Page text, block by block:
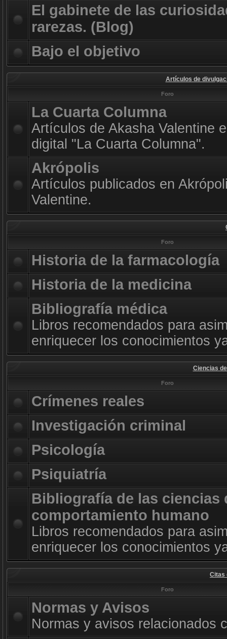
El gabinete de las
rarezas. (Blog)
Bajo el objetivo
Artículos de
Foro
La Cuarta Columna
Artículos de Akasha Valentine
digital "La Cuarta Columna".
Akrópolis
Artículos publicados en
Valentine.
Foro
Historia de la farmacología
Historia de la medicina
Bibliografía médica
Libros recomendados para
enriquecer los conocimientos
Ciencias
Foro
Crímenes reales
Investigación criminal
Psicología
Psiquiatría
Bibliografía de las ciencias
comportamiento humano
Libros recomendados para
enriquecer los conocimientos
Citas
Foro
Normas y Avisos
Normas y avisos relacionados